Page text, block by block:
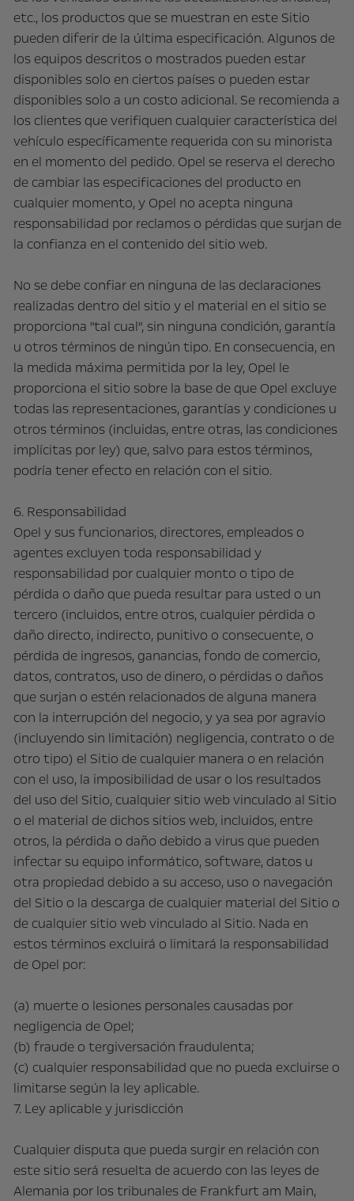
etc., los productos que se muestran en este Sitio
pueden diferir de la última especificación. Algunos de
los equipos descritos o mostrados pueden estar
disponibles solo en ciertos países o pueden estar
disponibles solo a un costo adicional. Se recomienda a
los clientes que verifiquen cualquier característica del
vehículo específicamente requerida con su minorista
en el momento del pedido. Opel se reserva el derecho
de cambiar las especificaciones del producto en
cualquier momento, y Opel no acepta ninguna
responsabilidad por reclamos o pérdidas que surjan de
la confianza en el contenido del sitio web.
No se debe confiar en ninguna de las declaraciones
realizadas dentro del sitio y el material en el sitio se
proporciona "tal cual", sin ninguna condición, garantía
u otros términos de ningún tipo. En consecuencia, en
la medida máxima permitida por la ley, Opel le
proporciona el sitio sobre la base de que Opel excluye
todas las representaciones, garantías y condiciones u
otros términos (incluidas, entre otras, las condiciones
implícitas por ley) que, salvo para estos términos,
podría tener efecto en relación con el sitio.
6. Responsabilidad
Opel y sus funcionarios, directores, empleados o
agentes excluyen toda responsabilidad y
responsabilidad por cualquier monto o tipo de
pérdida o daño que pueda resultar para usted o un
tercero (incluidos, entre otros, cualquier pérdida o
daño directo, indirecto, punitivo o consecuente, o
pérdida de ingresos, ganancias, fondo de comercio,
datos, contratos, uso de dinero, o pérdidas o daños
que surjan o estén relacionados de alguna manera
con la interrupción del negocio, y ya sea por agravio
(incluyendo sin limitación) negligencia, contrato o de
otro tipo) el Sitio de cualquier manera o en relación
con el uso, la imposibilidad de usar o los resultados
del uso del Sitio, cualquier sitio web vinculado al Sitio
o el material de dichos sitios web, incluidos, entre
otros, la pérdida o daño debido a virus que pueden
infectar su equipo informático, software, datos u
otra propiedad debido a su acceso, uso o navegación
del Sitio o la descarga de cualquier material del Sitio o
de cualquier sitio web vinculado al Sitio. Nada en
estos términos excluirá o limitará la responsabilidad
de Opel por:
(a) muerte o lesiones personales causadas por
negligencia de Opel;
(b) fraude o tergiversación fraudulenta;
(c) cualquier responsabilidad que no pueda excluirse o
limitarse según la ley aplicable.
7. Ley aplicable y jurisdicción
Cualquier disputa que pueda surgir en relación con
este sitio será resuelta de acuerdo con las leyes de
Alemania por los tribunales de Frankfurt am Main,